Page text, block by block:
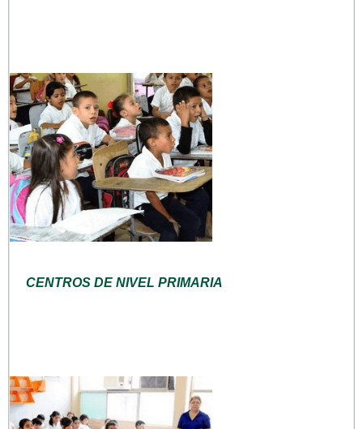
CENTROS DE NIVEL PRIMARIA